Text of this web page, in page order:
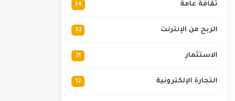
ثقافة عامة 34
الربح من الإنترنت 32
الاستثمار 21
التجارة الإلكترونية 12